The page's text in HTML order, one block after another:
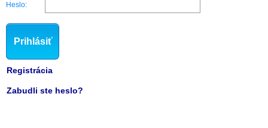
Heslo:
Prihlásiť
Registrácia
Zabudli ste heslo?